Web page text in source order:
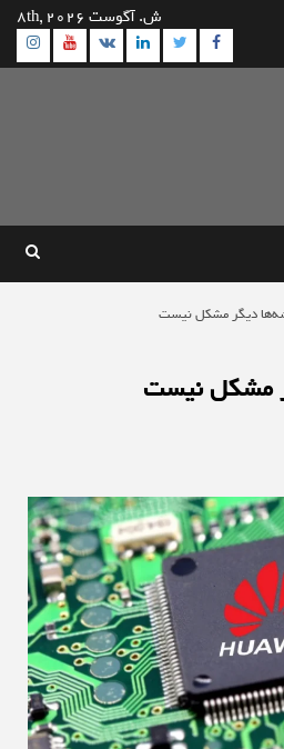
ش. آگوست 8th, 2026
Facebook
Twitter
Linkedin
VK
دیگر مشکل نیست
مشکل نیست